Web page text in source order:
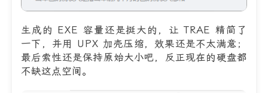
生成的 EXE 容量还是挺大的，让 TRAE 精简了
一下，并用 UPX 加壳压缩，效果还是不太满意；
最后索性还是保持原始大小吧，反正现在的硬盘都
不缺这点空间。